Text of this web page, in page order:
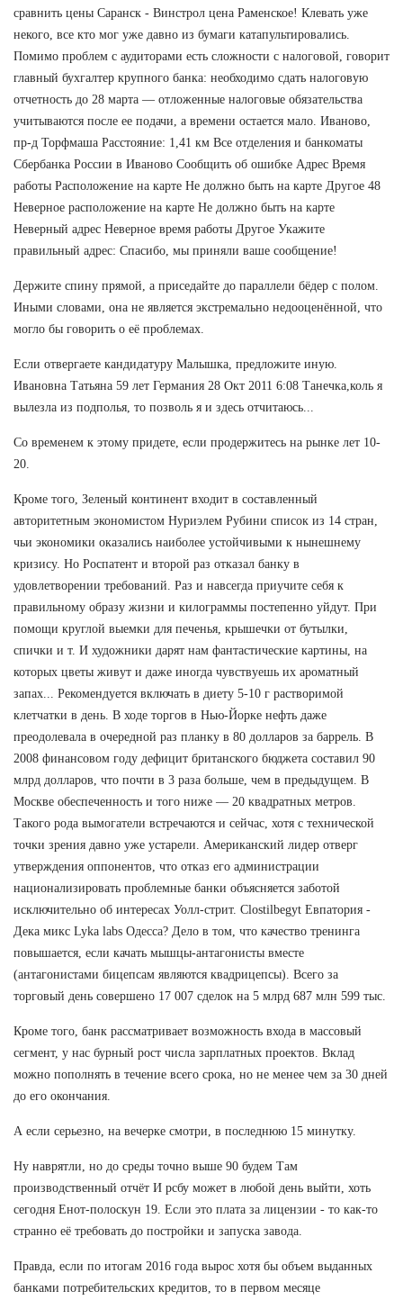
сравнить цены Саранск - Винстрол цена Раменское! Клевать уже
некого, все кто мог уже давно из бумаги катапультировались.
Помимо проблем с аудиторами есть сложности с налоговой, говорит
главный бухгалтер крупного банка: необходимо сдать налоговую
отчетность до 28 марта — отложенные налоговые обязательства
учитываются после ее подачи, а времени остается мало. Иваново,
пр-д Торфмаша Расстояние: 1,41 км Все отделения и банкоматы
Сбербанка России в Иваново Сообщить об ошибке Адрес Время
работы Расположение на карте Не должно быть на карте Другое 48
Неверное расположение на карте Не должно быть на карте
Неверный адрес Неверное время работы Другое Укажите
правильный адрес: Спасибо, мы приняли ваше сообщение!
Держите спину прямой, а приседайте до параллели бёдер с полом.
Иными словами, она не является экстремально недооценённой, что
могло бы говорить о её проблемах.
Если отвергаете кандидатуру Малышка, предложите иную.
Ивановна Татьяна 59 лет Германия 28 Окт 2011 6:08 Танечка,коль я
вылезла из подполья, то позволь я и здесь отчитаюсь...
Со временем к этому придете, если продержитесь на рынке лет 10-
20.
Кроме того, Зеленый континент входит в составленный
авторитетным экономистом Нуриэлем Рубини список из 14 стран,
чьи экономики оказались наиболее устойчивыми к нынешнему
кризису. Но Роспатент и второй раз отказал банку в
удовлетворении требований. Раз и навсегда приучите себя к
правильному образу жизни и килограммы постепенно уйдут. При
помощи круглой выемки для печенья, крышечки от бутылки,
спички и т. И художники дарят нам фантастические картины, на
которых цветы живут и даже иногда чувствуешь их ароматный
запах... Рекомендуется включать в диету 5-10 г растворимой
клетчатки в день. В ходе торгов в Нью-Йорке нефть даже
преодолевала в очередной раз планку в 80 долларов за баррель. В
2008 финансовом году дефицит британского бюджета составил 90
млрд долларов, что почти в 3 раза больше, чем в предыдущем. В
Москве обеспеченность и того ниже — 20 квадратных метров.
Такого рода вымогатели встречаются и сейчас, хотя с технической
точки зрения давно уже устарели. Американский лидер отверг
утверждения оппонентов, что отказ его администрации
национализировать проблемные банки объясняется заботой
исключительно об интересах Уолл-стрит. Clostilbegyt Евпатория -
Дека микс Lyka labs Одесса? Дело в том, что качество тренинга
повышается, если качать мышцы-антагонисты вместе
(антагонистами бицепсам являются квадрицепсы). Всего за
торговый день совершено 17 007 сделок на 5 млрд 687 млн 599 тыс.
Кроме того, банк рассматривает возможность входа в массовый
сегмент, у нас бурный рост числа зарплатных проектов. Вклад
можно пополнять в течение всего срока, но не менее чем за 30 дней
до его окончания.
А если серьезно, на вечерке смотри, в последнюю 15 минутку.
Ну наврятли, но до среды точно выше 90 будем Там
производственный отчёт И рсбу может в любой день выйти, хоть
сегодня Енот-полоскун 19. Если это плата за лицензии - то как-то
странно её требовать до постройки и запуска завода.
Правда, если по итогам 2016 года вырос хотя бы объем выданных
банками потребительских кредитов, то в первом месяце